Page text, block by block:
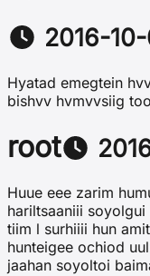
2016-
Hyatad emegtein
bishvv hvmvvsiig
root
Huue eee zarim
hariltsaaniii
tiim l surhiiii hun
hunteigee ochiod
jaahan soyoltoi